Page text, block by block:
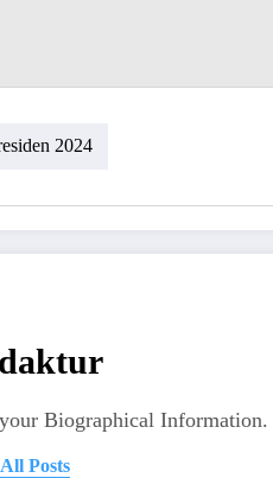
2024
Biographical Information.
Posts